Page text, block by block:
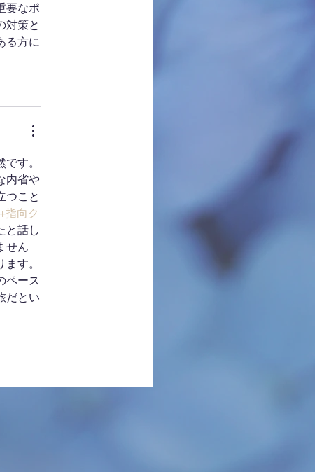
要なポ
対策と
る方に
す。
内省や
つこと
指向ク
と話し
せん
す。
ペース
だとい